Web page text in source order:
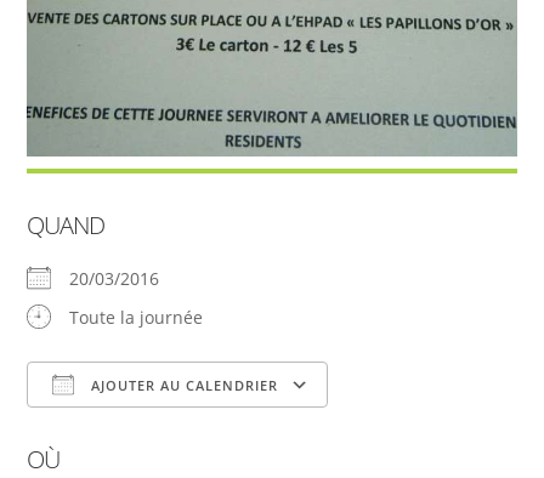
QUAND
20/03/2016
Toute la journée
AJOUTER AU CALENDRIER
OÙ